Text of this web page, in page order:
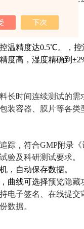
同的包装件测试。
温精度达0.5℃。
，
度高，湿度精确到
长时间连续测试的需
装容器、 膜片等各类
踪，符合GMP附录《
验及科研测试要求。
，自动保存数据。
曲线可选择预览隐藏
电子签名、在线提交
数据。